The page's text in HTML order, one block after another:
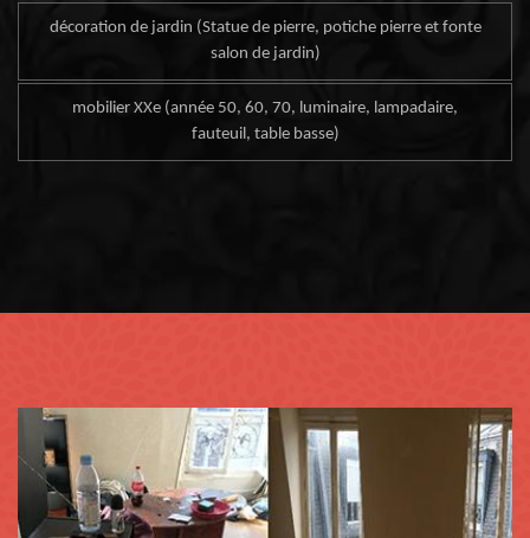
décoration de jardin (Statue de pierre, potiche pierre et fonte
salon de jardin)
mobilier XXe (année 50, 60, 70, luminaire, lampadaire,
fauteuil, table basse)